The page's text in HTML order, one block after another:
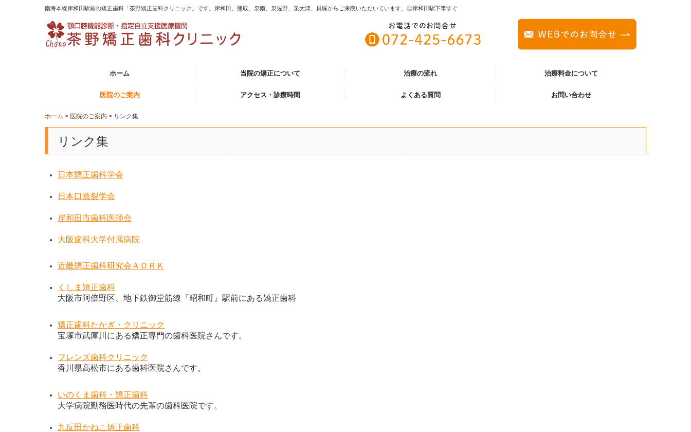
南海本線岸和田駅前の矯正歯科「茶野矯正歯科クリニック」です。岸和田、熊取、泉南、泉佐野、泉大津、貝塚からご来院いただいています。◎岸和田駅下車すぐ
ホーム 当院の矯正について
中・高生~成人の矯正
目立たない矯正治療
不正咬合の種類
リスク・副作用について
治療の流れ 治療料金について
医院のご案内
医師の紹介
リンク集
アクセス・診療時間 よくある質問 お問い合わせ
ホーム 医院のご案内 リンク集
リンク集
日本矯正歯科学会
日本口蓋裂学会
岸和田市歯科医師会
大阪歯科大学付属病院
近畿矯正歯科研究会ＡＯＲＫ
くしま矯正歯科
大阪市阿倍野区、地下鉄御堂筋線『昭和町』駅前にある矯正歯科
矯正歯科たかぎ・クリニック
宝塚市武庫川にある矯正専門の歯科医院さんです。
フレンズ歯科クリニック
香川県高松市にある歯科医院さんです。
いのくま歯科・矯正歯科
大学病院勤務医時代の先輩の歯科医院です。
九反田かねこ矯正歯科